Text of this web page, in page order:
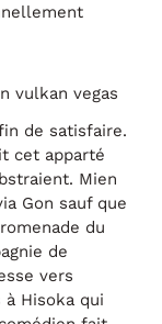
de satisfaire.
cet apparté
Mien
Gon sauf que
du
de
vers
à Hisoka qui